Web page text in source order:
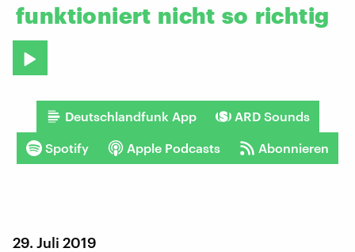
funktioniert nicht so richtig
Deutschlandfunk App ARD Sounds
Spotify Apple Podcasts Abonnieren
29. Juli 2019